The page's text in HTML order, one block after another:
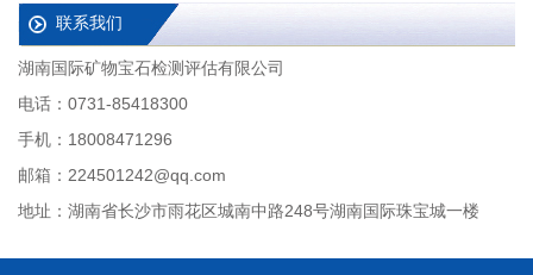
联系我们
湖南国际矿物宝石检测评估有限公司
电话：0731-85418300
手机：18008471296
邮箱：224501242@qq.com
地址：湖南省长沙市雨花区城南中路248号湖南国际珠宝城一楼